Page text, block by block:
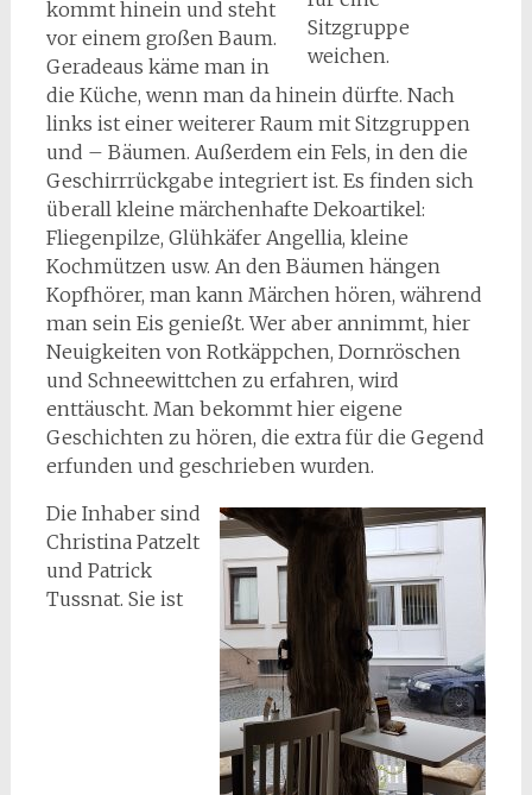
Sitzgruppe
weichen.
kommt hinein und steht
vor einem großen Baum.
Geradeaus käme man in
die Küche, wenn man da hinein dürfte. Nach
links ist einer weiterer Raum mit Sitzgruppen
und – Bäumen. Außerdem ein Fels, in den die
Geschirrrückgabe integriert ist. Es finden sich
überall kleine märchenhafte Dekoartikel:
Fliegenpilze, Glühkäfer Angellia, kleine
Kochmützen usw. An den Bäumen hängen
Kopfhörer, man kann Märchen hören, während
man sein Eis genießt. Wer aber annimmt, hier
Neuigkeiten von Rotkäppchen, Dornröschen
und Schneewittchen zu erfahren, wird
enttäuscht. Man bekommt hier eigene
Geschichten zu hören, die extra für die Gegend
erfunden und geschrieben wurden.
Die Inhaber sind
Christina Patzelt
und Patrick
Tussnat. Sie ist